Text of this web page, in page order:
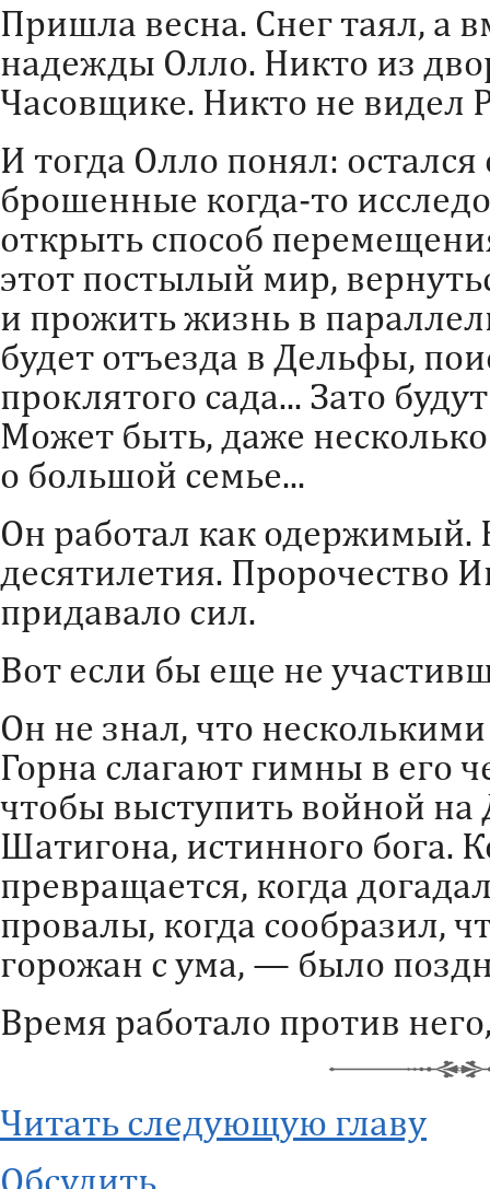
Пришла весна. Снег таял, а
надежды Олло. Никто из
Часовщике. Никто не видел
И тогда Олло понял:
брошенные когда-то
открыть способ
этот постылый мир,
и прожить жизнь в
будет отъезда в Дельфы,
проклятого сада... Зато
Может быть, даже
о большой семье...
Он работал как одержимый.
десятилетия. Пророчество
придавало сил.
Вот если бы еще не
Он не знал, что
Горна слагают гимны в его
чтобы выступить войной
Шатигона, истинного бога.
превращается, когда
провалы, когда сообразил,
горожан с ума, — было
Время работало против
Читать следующую главу
Обсудить